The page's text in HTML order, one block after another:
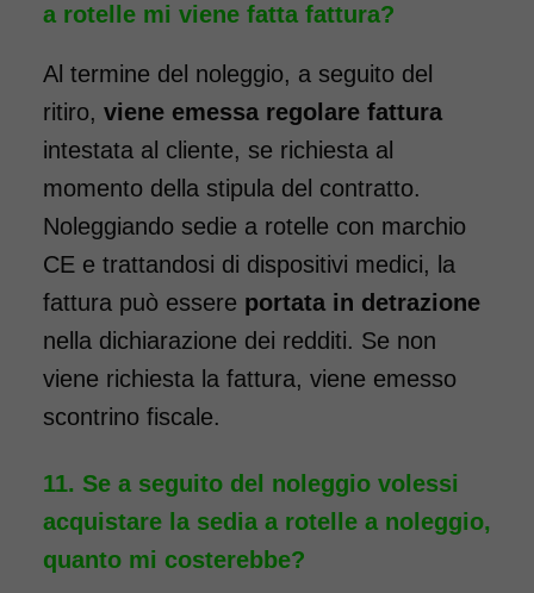
Noleggio Carrozzina
pieghevole per bambini
seduta 35
Noleggio sedia a rotelle per
bambini con bracciolo
ribaltabile, schienale
pieghevole e pedane elevabili.
Il noleggio minimo è di 7
a rotelle mi viene fatta fattura?
Al termine del noleggio, a seguito del
ritiro, viene emessa regolare fattura
intestata al cliente, se richiesta al
momento della stipula del contratto.
Noleggiando sedie a rotelle con marchio
CE e trattandosi di dispositivi medici, la
fattura può essere portata in detrazione
nella dichiarazione dei redditi. Se non
viene richiesta la fattura, viene emesso
scontrino fiscale.
Se a seguito del noleggio volessi
acquistare la sedia a rotelle a noleggio,
quanto mi costerebbe?